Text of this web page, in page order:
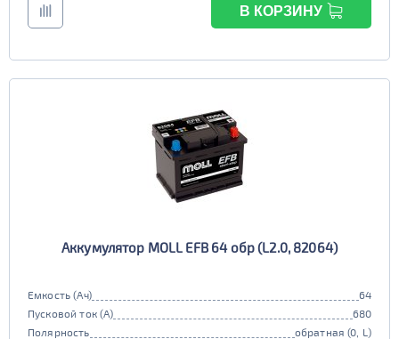
В КОРЗИНУ
Аккумулятор MOLL EFB 64 обр (L2.0, 82064)
Емкость (Ач)
64
Пусковой ток (А)
680
Полярность
обратная (0, L)